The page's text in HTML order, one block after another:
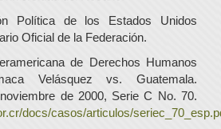
Política de los Estados Unidos
Oficial de la Federación.
de Derechos Humanos
Velásquez vs. Guatemala.
de 2000, Serie C No. 70.
docs/casos/articulos/